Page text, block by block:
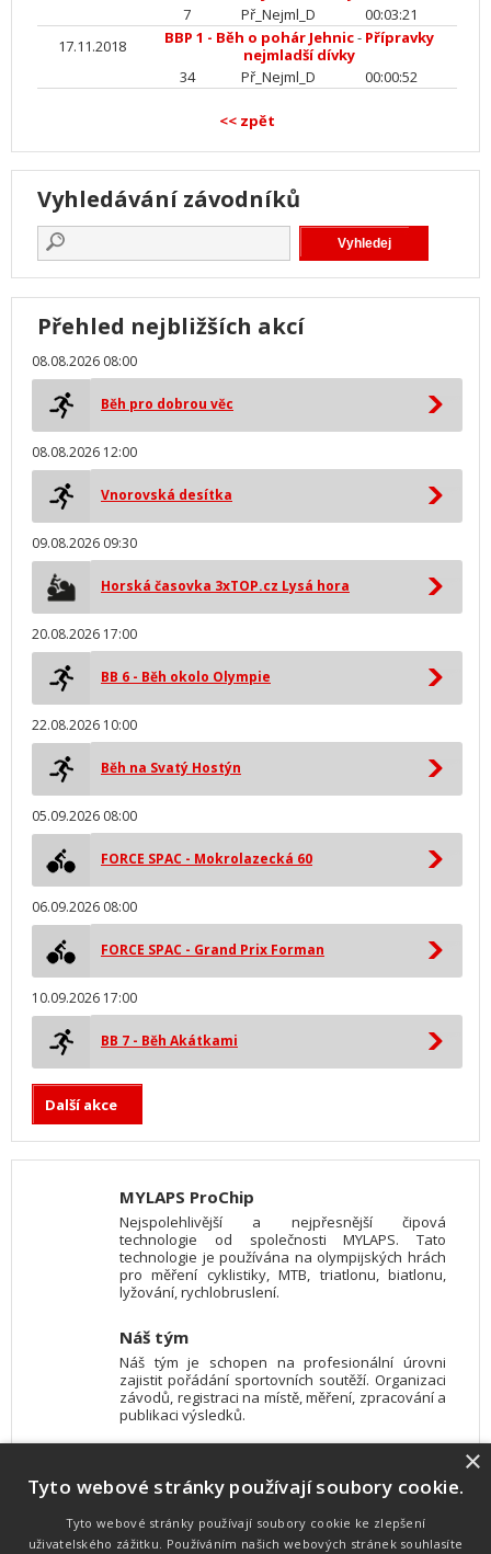
7
Př_Nejml_D
00:03:21
17.11.2018
BBP 1 - Běh o pohár Jehnic- Přípravky
nejmladší dívky
34
Př_Nejml_D 00:00:52
<< zpět
Vyhledávání závodníků
Přehled nejbližších akcí
08.08.2026 08:00
Běh pro dobrou věc
08.08.2026 12:00
Vnorovská desítka
09.08.2026 09:30
Horská časovka 3xTOP.cz Lysá hora
20.08.2026 17:00
BB 6 - Běh okolo Olympie
22.08.2026 10:00
Běh na Svatý Hostýn
05.09.2026 08:00
FORCE SPAC - Mokrolazecká 60
06.09.2026 08:00
FORCE SPAC - Grand Prix Forman
10.09.2026 17:00
BB 7 - Běh Akátkami
Další akce
MYLAPS ProChip
Nejspolehlivější a nejpřesnější čipová
technologie od společnosti MYLAPS. Tato
technologie je používána na olympijských hrách
pro měření cyklistiky, MTB, triatlonu, biatlonu,
lyžování, rychlobruslení.
Náš tým
Náš tým je schopen na profesionální úrovni
zajistit pořádání sportovních soutěží. Organizaci
závodů, registraci na místě, měření, zpracování a
publikaci výsledků.
Pro měření, zpracování a publikaci výsledků
používáme software vyvinutý na zakázku. Lze
online publikovat výsledky komentátorovi na
obrazovky a s nepatrným zpožděním na
×
Tyto webové stránky používají soubory cookie.
Tyto webové stránky používají soubory cookie ke zlepšení
uživatelského zážitku. Používáním našich webových stránek souhlasíte